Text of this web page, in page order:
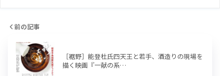
前の記事
［裾野］能登杜氏四天王と若手、酒造りの現場を
描く映画『一献の系…